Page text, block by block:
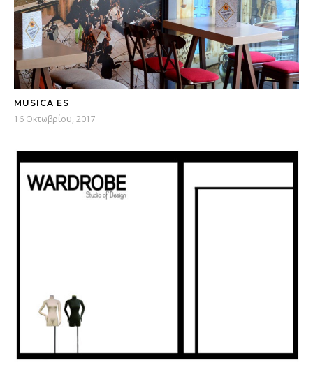
MUSICA ES
16 Οκτωβρίου, 2017